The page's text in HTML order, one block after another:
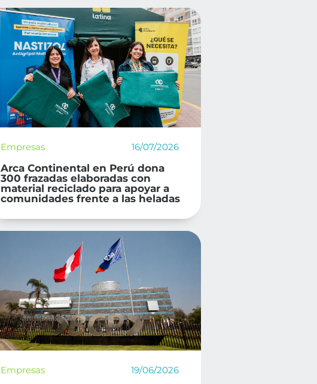
Empresas 16/07/2026
Arca Continental en Perú dona
300 frazadas elaboradas con
material reciclado para apoyar a
comunidades frente a las heladas
Empresas 19/06/2026